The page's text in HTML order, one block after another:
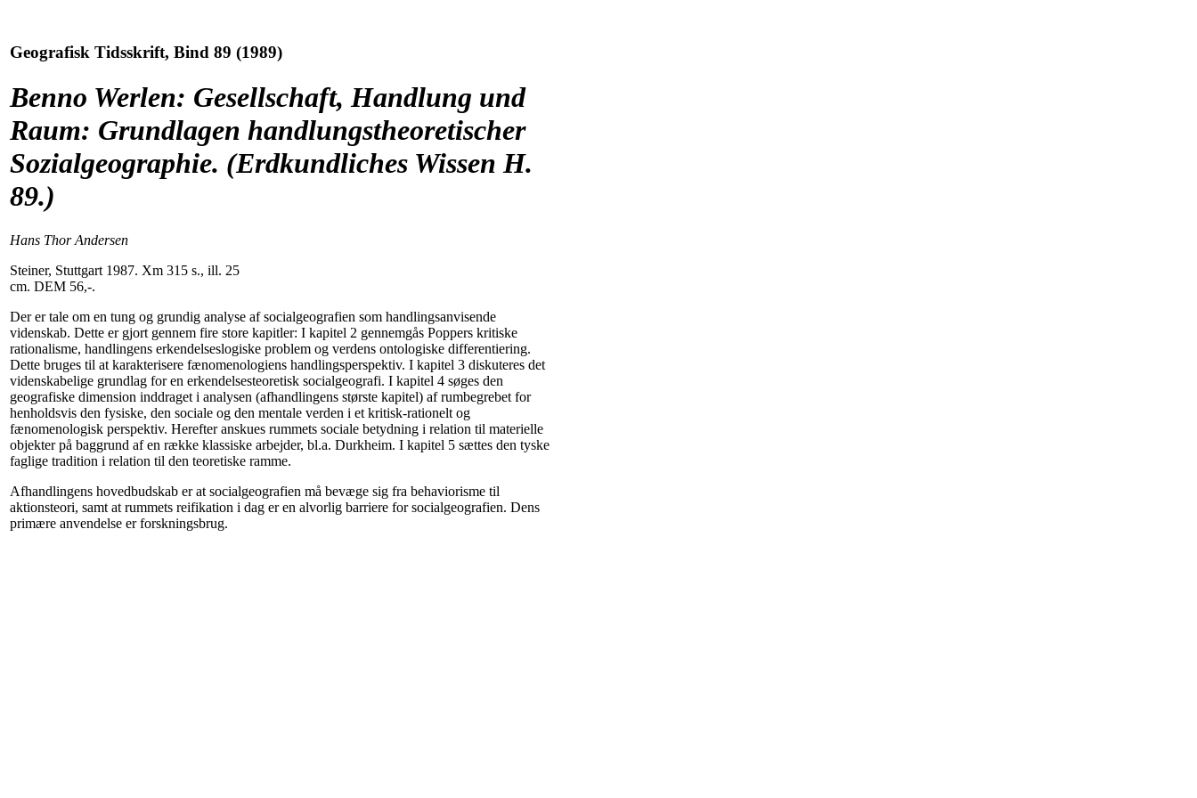
Geografisk Tidsskrift, Bind 89 (1989)
Benno Werlen: Gesellschaft, Handlung und
Raum: Grundlagen handlungstheoretischer
Sozialgeographie. (Erdkundliches Wissen H.
89.)
Hans Thor Andersen
Steiner, Stuttgart 1987. Xm 315 s., ill. 25
cm. DEM 56,-.
Der er tale om en tung og grundig analyse af socialgeografien som handlingsanvisende
videnskab. Dette er gjort gennem fire store kapitler: I kapitel 2 gennemgås Poppers kritiske
rationalisme, handlingens erkendelseslogiske problem og verdens ontologiske differentiering.
Dette bruges til at karakterisere fænomenologiens handlingsperspektiv. I kapitel 3 diskuteres det
videnskabelige grundlag for en erkendelsesteoretisk socialgeografi. I kapitel 4 søges den
geografiske dimension inddraget i analysen (afhandlingens største kapitel) af rumbegrebet for
henholdsvis den fysiske, den sociale og den mentale verden i et kritisk-rationelt og
fænomenologisk perspektiv. Herefter anskues rummets sociale betydning i relation til materielle
objekter på baggrund af en række klassiske arbejder, bl.a. Durkheim. I kapitel 5 sættes den tyske
faglige tradition i relation til den teoretiske ramme.
Afhandlingens hovedbudskab er at socialgeografien må bevæge sig fra behaviorisme til
aktionsteori, samt at rummets reifikation i dag er en alvorlig barriere for socialgeografien. Dens
primære anvendelse er forskningsbrug.